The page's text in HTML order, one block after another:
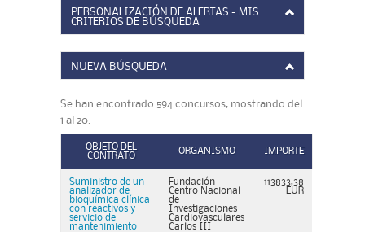
PERSONALIZACIÓN DE ALERTAS - MIS
CRITERIOS DE BÚSQUEDA
NUEVA BÚSQUEDA
Se han encontrado 594 concursos, mostrando del
1 al 20.
OBJETO DEL
CONTRATO
ORGANISMO IMPORTE
Suministro de un
analizador de
bioquímica clínica
con reactivos y
servicio de
mantenimiento
Fundación
Centro Nacional
de
Investigaciones
Cardiovasculares
Carlos III
113833,38
EUR